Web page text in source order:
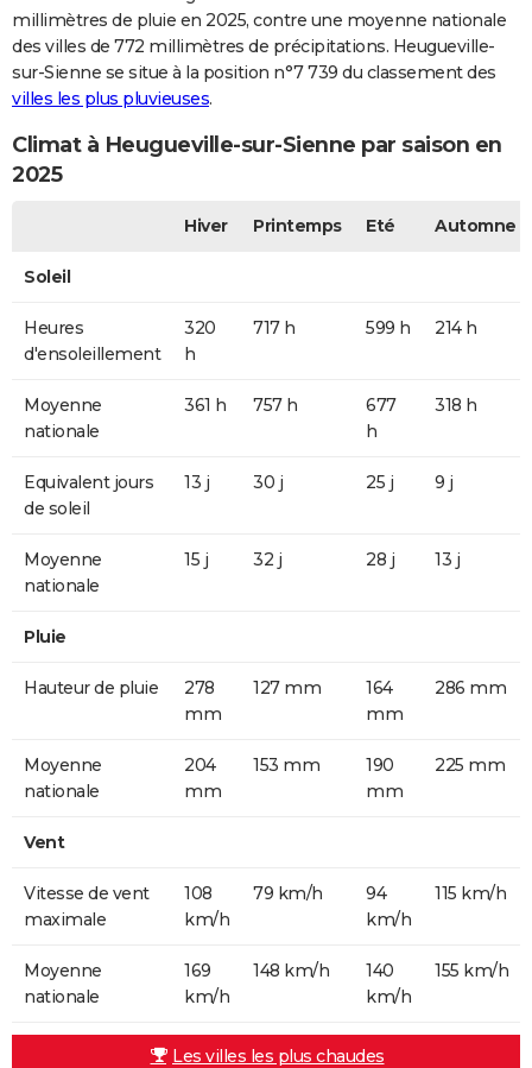
millimètres de pluie en 2025, contre une moyenne nationale
des villes de 772 millimètres de précipitations. Heugueville-
sur-Sienne se situe à la position n°7 739 du classement des
villes les plus pluvieuses.
Climat à Heugueville-sur-Sienne par saison en
2025
Hiver Printemps Eté Automne
Soleil
Heures
d'ensoleillement
320
h
717 h 599 h 214 h
Moyenne
nationale
361 h 757 h
677
h
318 h
Equivalent jours
de soleil
13 j 30 j 25 j 9 j
Moyenne
nationale
15 j 32 j 28 j 13 j
Pluie
Hauteur de pluie
278
mm
127 mm
164
mm
286 mm
Moyenne
nationale
204
mm
153 mm
190
mm
225 mm
Vent
Vitesse de vent
maximale
108
km/h
79 km/h
94
km/h
115 km/h
Moyenne
nationale
169
km/h
148 km/h
140
km/h
155 km/h
Les villes les plus chaudes